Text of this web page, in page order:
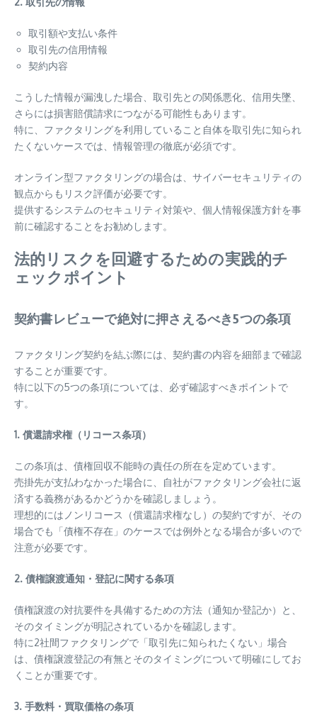
取引額や支払い条件
取引先の信用情報
契約内容
こうした情報が漏洩した場合、取引先との関係悪化、信用失墜、
さらには損害賠償請求につながる可能性もあります。
特に、ファクタリングを利用していること自体を取引先に知られ
たくないケースでは、情報管理の徹底が必須です。
オンライン型ファクタリングの場合は、サイバーセキュリティの
観点からもリスク評価が必要です。
提供するシステムのセキュリティ対策や、個人情報保護方針を事
前に確認することをお勧めします。
法的リスクを回避するための実践的チ
ェックポイント
契約書レビューで絶対に押さえるべき5つの条項
ファクタリング契約を結ぶ際には、契約書の内容を細部まで確認
することが重要です。
特に以下の5つの条項については、必ず確認すべきポイントで
す。
1. 償還請求権（リコース条項）
この条項は、債権回収不能時の責任の所在を定めています。
売掛先が支払わなかった場合に、自社がファクタリング会社に返
済する義務があるかどうかを確認しましょう。
理想的にはノンリコース（償還請求権なし）の契約ですが、その
場合でも「債権不存在」のケースでは例外となる場合が多いので
注意が必要です。
2. 債権譲渡通知・登記に関する条項
債権譲渡の対抗要件を具備するための方法（通知か登記か）と、
そのタイミングが明記されているかを確認します。
特に2社間ファクタリングで「取引先に知られたくない」場合
は、債権譲渡登記の有無とそのタイミングについて明確にしてお
くことが重要です。
3. 手数料・買取価格の条項